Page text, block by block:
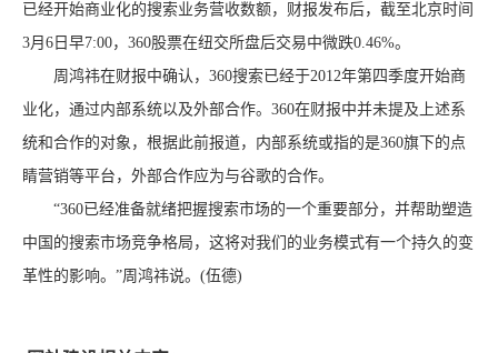
已经开始商业化的搜索业务营收数额，财报发布后，截至北京时间
3月6日早7:00，360股票在纽交所盘后交易中微跌0.46%。
周鸿祎在财报中确认，360搜索已经于2012年第四季度开始商
业化，通过内部系统以及外部合作。360在财报中并未提及上述系
统和合作的对象，根据此前报道，内部系统或指的是360旗下的点
睛营销等平台，外部合作应为与谷歌的合作。
“360已经准备就绪把握搜索市场的一个重要部分，并帮助塑造
中国的搜索市场竞争格局，这将对我们的业务模式有一个持久的变
革性的影响。”周鸿祎说。(伍德)